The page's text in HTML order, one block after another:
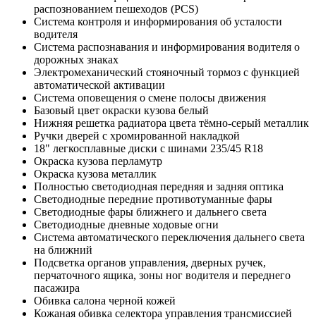
распознованием пешеходов (PCS)
Система контроля и информирования об усталости
водителя
Система распознавания и информирования водителя о
дорожных знаках
Электромеханический стояночный тормоз с функцией
автоматической активации
Система оповещения о смене полосы движения
Базовый цвет окраски кузова белый
Нижняя решетка радиатора цвета тёмно-серый металлик
Ручки дверей с хромированной накладкой
18" легкосплавные диски c шинами 235/45 R18
Окраска кузова перламутр
Окраска кузова металлик
Полностью светодиодная передняя и задняя оптика
Светодиодные передние противотуманные фары
Светодиодные фары ближнего и дальнего света
Светодиодные дневные ходовые огни
Система автоматического переключения дальнего света
на ближний
Подсветка органов управления, дверных ручек,
перчаточного ящика, зоны ног водителя и переднего
пасажира
Обивка салона черной кожей
Кожаная обивка селектора управления трансмиссией